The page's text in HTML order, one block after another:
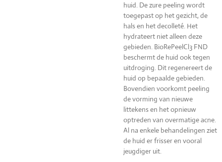
huid. De zure peeling wordt
toegepast op het gezicht, de
hals en het decolleté. Het
hydrateert niet alleen deze
gebieden. BioRePeelCl3 FND
beschermt de huid ook tegen
uitdroging. Dit regenereert de
huid op bepaalde gebieden.
Bovendien voorkomt peeling
de vorming van nieuwe
littekens en het opnieuw
optreden van overmatige acne.
Al na enkele behandelingen ziet
de huid er frisser en vooral
jeugdiger uit.